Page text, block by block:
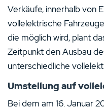
Verkäufe, innerhalb von
vollelektrische
die möglich wird, plant
Zeitpunkt den Ausbau
unterschiedliche
Umstellung auf
Bei dem am 16. Januar